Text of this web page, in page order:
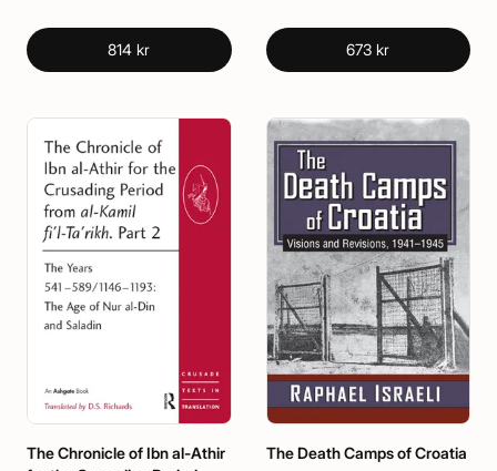
814 kr 673 kr
The Chronicle of Ibn al-Athir
The Death Camps of Croatia